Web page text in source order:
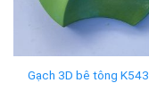
Gạch 3D bê tông K543